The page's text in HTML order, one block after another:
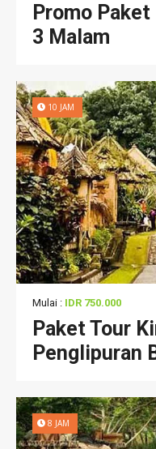
Promo
3 Malam
Mulai : IDR 750.000
Paket Tour
Penglipuran
10 JAM
8 JAM